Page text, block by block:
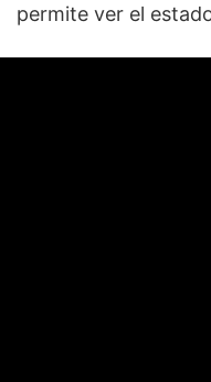
permite ver el